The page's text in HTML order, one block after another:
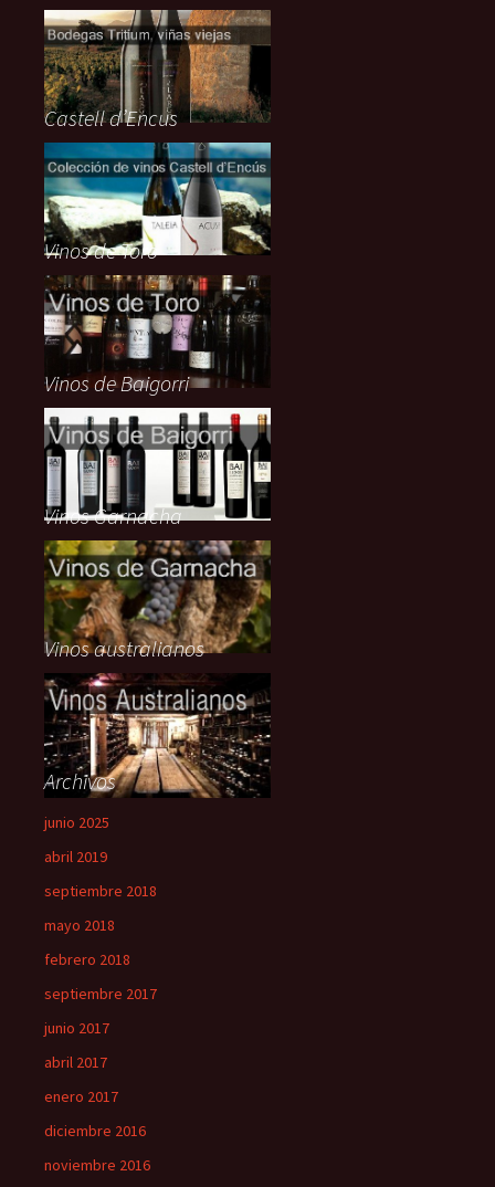
Castell d’Encus
Vinos de Toro
Vinos de Baigorri
Vinos Garnacha
Vinos australianos
Archivos
junio 2025
abril 2019
septiembre 2018
mayo 2018
febrero 2018
septiembre 2017
junio 2017
abril 2017
enero 2017
diciembre 2016
noviembre 2016